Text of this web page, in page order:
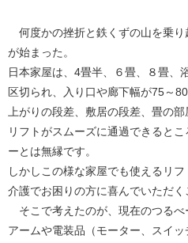
何度かの挫折と鉄くずの山を乗り
が始まった。
日本家屋は、4畳半、６畳、８畳、
区切られ、入り口や廊下幅が75～
上がりの段差、敷居の段差、畳の
リフトがスムーズに通過できると
ーとは無縁です。
しかしこの様な家屋でも使えるリ
介護でお困りの方に喜んでいただく
そこで考えたのが、現在のつるべ
アームや電装品（モーター、スイ